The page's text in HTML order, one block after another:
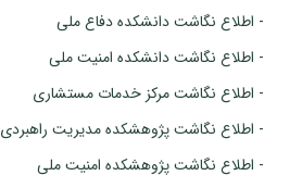
- اطلاع نگاشت دانشکده دفاع ملی
- اطلاع نگاشت دانشکده امنیت ملی
- اطلاع نگاشت مرکز خدمات مستشاری
- اطلاع نگاشت پژوهشکده مدیریت راهبردی
- اطلاع نگاشت پژوهشکده امنیت ملی